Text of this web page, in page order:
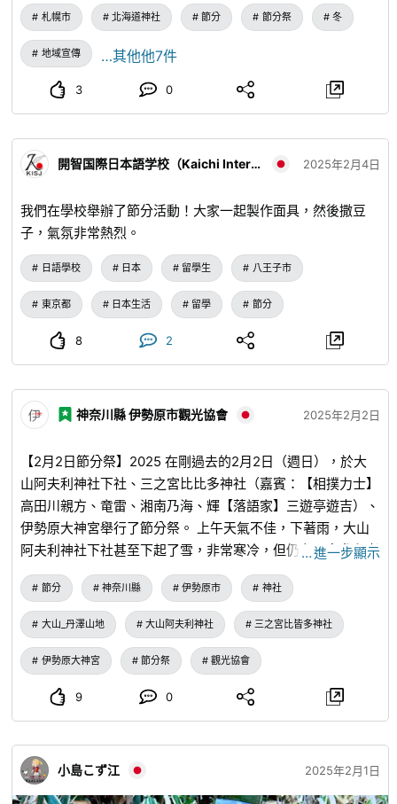
下雪天節分 在日本，習慣在春季前一天播種豆子（季節性里
程碑有 你知道為什麼首先使用豆子嗎？ 據說它來源於消滅惡
魔的“mame”一詞 自古以來，人們就進行了各種儀式來驅趕惡
“mamemaki（扔豆子）” 用豆子擊中惡魔之眼的“Mame”，使
認為文字具有精神 因此，這種習俗在日本文化中紮根
札幌市 北海道神社 節分 節分祭 冬
地域宣傳 …其他他7件
3 0
開智国際日本語学校（Kaichi International School of Japanese） 2025年2月4日
我們在學校舉辦了節分活動！大家一起製作面具，然後撒豆
子，氣氛非常熱烈。
日語學校 日本 留學生 八王子市
東京都 日本生活 留學 節分
8 2
神奈川縣 伊勢原市觀光協會 2025年2月2日
【2月2日節分祭】2025 在剛過去的2月2日（週日），於大
山阿夫利神社下社、三之宮比比多神社（嘉賓：【相撲力士】
高田川親方、竜雷、湘南乃海、輝【落語家】三遊亭遊吉）、
伊勢原大神宮舉行了節分祭。 上午天氣不佳，下著雨，大山
阿夫利神社下社甚至下起了雪，非常寒冷，但仍有眾多參拜者
前來。 在例行的撒豆儀式中，大家一同高喊「福在內，鬼在
外！」，驅趕鬼怪，想必也成功招來了福氣✨吧。 此外，還
有可以兌換小判的抽獎等活動，有機會抽中精美獎品，現場非
常熱鬧！
…進一步顯示
節分 神奈川縣 伊勢原市 神社
大山_丹澤山地 大山阿夫利神社 三之宮比皆多神社
伊勢原大神宮 節分祭 觀光協會
9 0
小島こず江 2025年2月1日